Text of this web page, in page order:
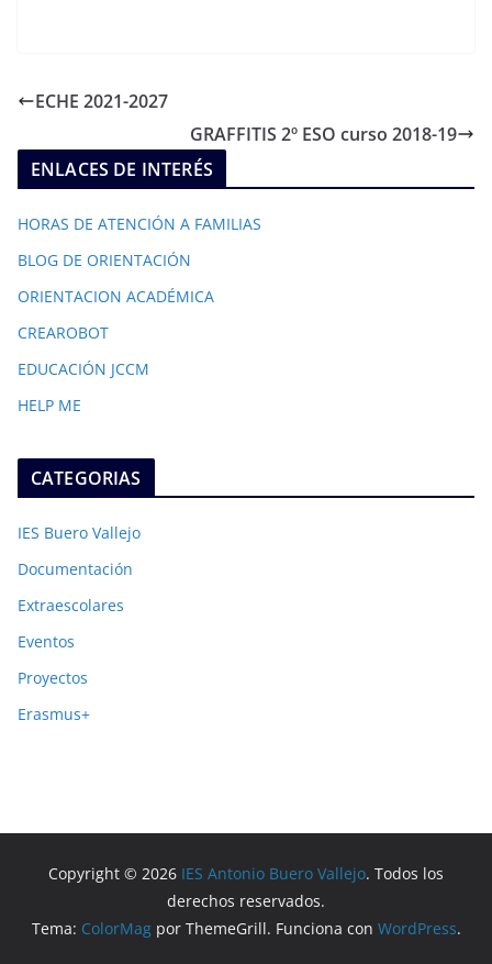
ECHE 2021-2027
GRAFFITIS 2º ESO curso 2018-19
ENLACES DE INTERÉS
HORAS DE ATENCIÓN A FAMILIAS
BLOG DE ORIENTACIÓN
ORIENTACION ACADÉMICA
CREAROBOT
EDUCACIÓN JCCM
HELP ME
CATEGORIAS
IES Buero Vallejo
Documentación
Extraescolares
Eventos
Proyectos
Erasmus+
Copyright © 2026 IES Antonio Buero Vallejo. Todos los
derechos reservados.
Tema: ColorMagpor ThemeGrill. Funciona con WordPress.